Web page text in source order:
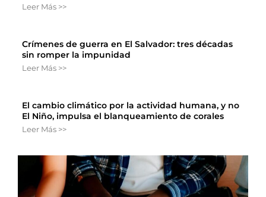
Leer Más >>
Crímenes de guerra en El Salvador: tres décadas
sin romper la impunidad
Leer Más >>
El cambio climático por la actividad humana, y no
El Niño, impulsa el blanqueamiento de corales
Leer Más >>